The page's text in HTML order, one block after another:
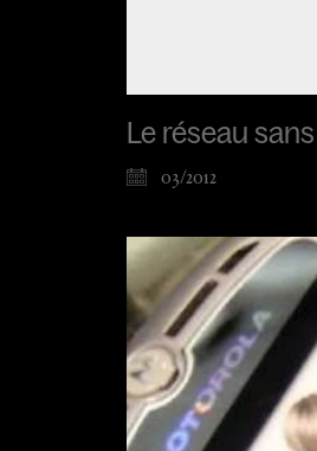
Le réseau
03/2012